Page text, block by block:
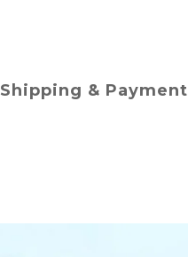
Shipping & Payment